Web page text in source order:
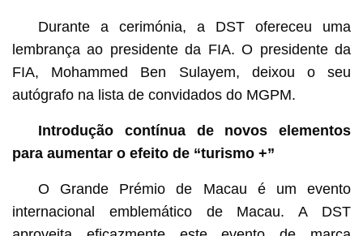
Durante a cerimónia, a DST ofereceu uma
lembrança ao presidente da FIA. O presidente da
FIA, Mohammed Ben Sulayem, deixou o seu
autógrafo na lista de convidados do MGPM.
Introdução contínua de novos elementos
para aumentar o efeito de “turismo +”
O Grande Prémio de Macau é um evento
internacional emblemático de Macau. A DST